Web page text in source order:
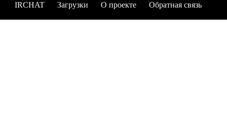
IRCHAT Загрузки О проекте Обратная связь